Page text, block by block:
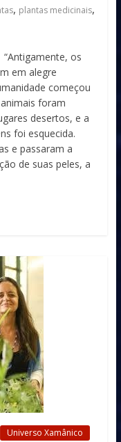
, plantas medicinais,
os
em alegre
começou
foram
desertos, e a
foi esquecida.
e passaram a
de suas peles, a
Universo Xamânico